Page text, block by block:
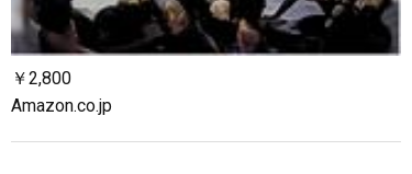
￥2,800
Amazon.co.jp